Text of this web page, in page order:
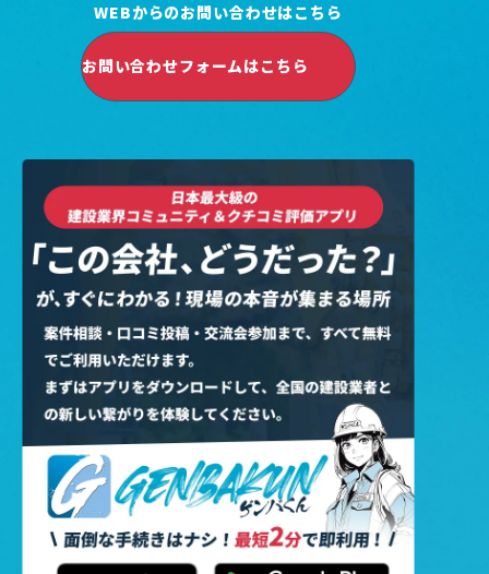
WEBからのお問い合わせはこちら
お問い合わせフォームはこちら